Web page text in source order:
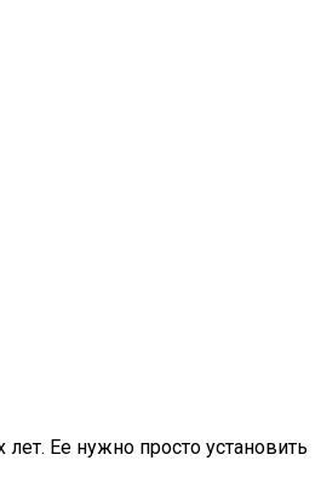
Ее нужно просто установить